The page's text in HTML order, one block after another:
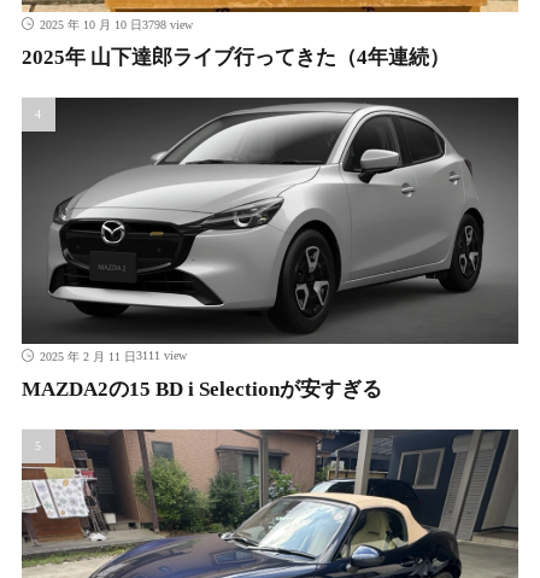
2025 年 10 月 10 日3798 view
2025年 山下達郎ライブ行ってきた（4年連続）
2025 年 2 月 11 日3111 view
MAZDA2の15 BD i Selectionが安すぎる